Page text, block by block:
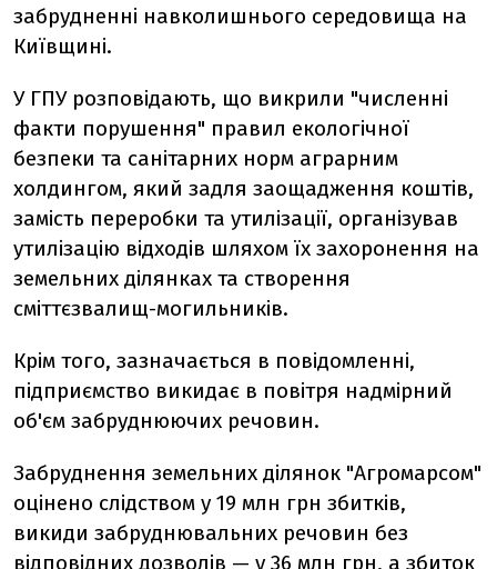
забрудненні навколишнього середовища на
Київщині.
У ГПУ розповідають, що викрили "численні
факти порушення" правил екологічної
безпеки та санітарних норм аграрним
холдингом, який задля заощадження коштів,
замість переробки та утилізації, організував
утилізацію відходів шляхом їх захоронення на
земельних ділянках та створення
сміттєзвалищ-могильників.
Крім того, зазначається в повідомленні,
підприємство викидає в повітря надмірний
об'єм забруднюючих речовин.
Забруднення земельних ділянок "Агромарсом"
оцінено слідством у 19 млн грн збитків,
викиди забруднювальних речовин без
відповідних дозволів — у 36 млн грн, а збиток